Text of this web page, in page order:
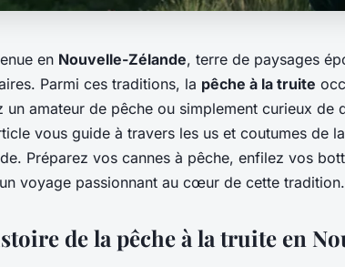
en Nouvelle-Zélande, terre de paysages
Parmi ces traditions, la pêche à la truite
un amateur de pêche ou simplement curieux de
vous guide à travers les us et coutumes de
Préparez vos cannes à pêche, enfilez vos
voyage passionnant au cœur de cette tradition.
de la pêche à la truite en